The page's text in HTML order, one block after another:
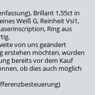
Brillant 1,55ct in
Weiß G, Reinheit Vsi1,
Ring aus
von uns geändert
erstehen möchten, würden
bereits vor dem Kauf
ob dies auch möglich